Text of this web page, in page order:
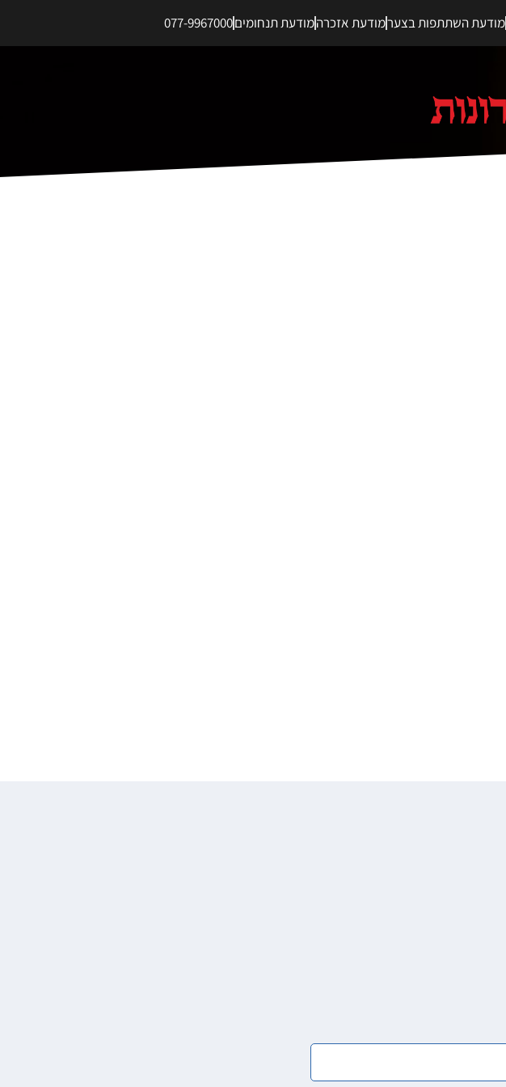
מודעת השתתפות בצערמודעת אזכרהמודעת תנחומים077-9967000